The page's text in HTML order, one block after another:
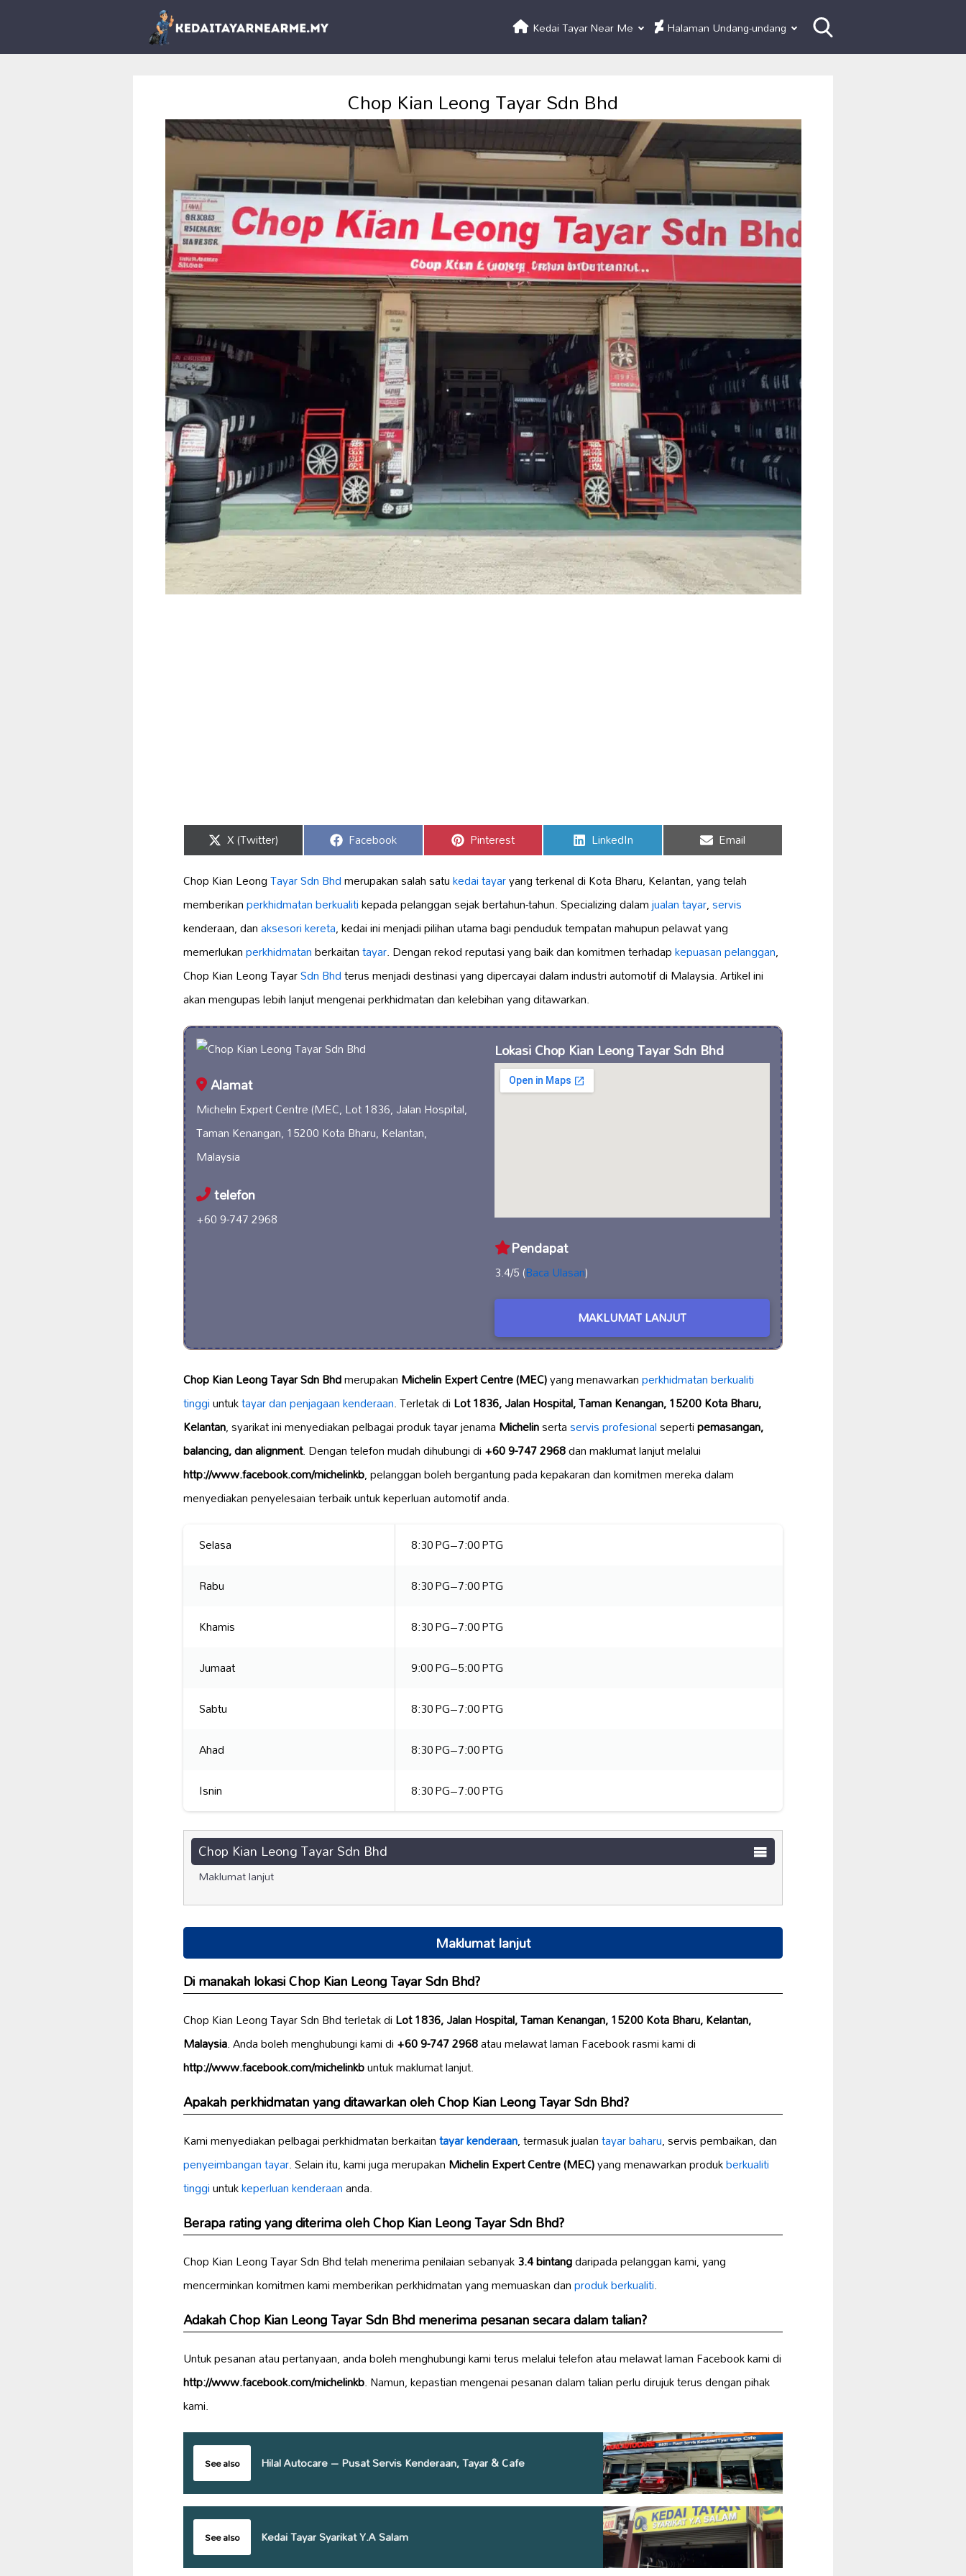
Kedai Tayar Near Me Halaman Undang-undang
Chop Kian Leong Tayar Sdn Bhd
Share
on
X (Twitter) Share
on
Facebook Share
on
Pinterest Share
on
LinkedIn Share
on
Email
Chop Kian LeongTayar Sdn Bhdmerupakan salah satukedai tayaryang terkenal di Kota Bharu, Kelantan, yang telah
memberikanperkhidmatan berkualitikepada pelanggan sejak bertahun-tahun. Specializing dalamjualan tayar,servis
kenderaan, danaksesori kereta, kedai ini menjadi pilihan utama bagi penduduk tempatan mahupun pelawat yang
memerlukanperkhidmatanberkaitantayar. Dengan rekod reputasi yang baik dan komitmen terhadapkepuasan pelanggan,
Chop Kian Leong TayarSdn Bhdterus menjadi destinasi yang dipercayai dalam industri automotif di Malaysia. Artikel ini
akan mengupas lebih lanjut mengenai perkhidmatan dan kelebihan yang ditawarkan.
Alamat
Michelin Expert Centre (MEC, Lot 1836, Jalan Hospital,
Taman Kenangan, 15200 Kota Bharu, Kelantan,
Malaysia
telefon
+60 9-747 2968
Lokasi Chop Kian Leong Tayar Sdn Bhd
Pendapat
3.4/5 (Baca Ulasan)
MAKLUMAT LANJUT
Chop Kian Leong Tayar Sdn BhdmerupakanMichelin Expert Centre (MEC)yang menawarkanperkhidmatan berkualiti
tinggiuntuktayar danpenjagaan kenderaan. Terletak diLot 1836, Jalan Hospital, Taman Kenangan, 15200 Kota Bharu,
Kelantan, syarikat ini menyediakan pelbagai produk tayar jenamaMichelinsertaservis profesionalsepertipemasangan,
balancing, dan alignment. Dengan telefon mudah dihubungi di+60 9-747 2968dan maklumat lanjut melalui
http://www.facebook.com/michelinkb, pelanggan boleh bergantung pada kepakaran dan komitmen mereka dalam
menyediakan penyelesaian terbaik untuk keperluan automotif anda.
Selasa
8:30 PG–7:00 PTG
Rabu
8:30 PG–7:00 PTG
Khamis
8:30 PG–7:00 PTG
Jumaat
9:00 PG–5:00 PTG
Sabtu
8:30 PG–7:00 PTG
Ahad
8:30 PG–7:00 PTG
Isnin
8:30 PG–7:00 PTG
Chop Kian Leong Tayar Sdn Bhd
Maklumat lanjut
Maklumat lanjut
Di manakah lokasi Chop Kian Leong Tayar Sdn Bhd?
Chop Kian Leong Tayar Sdn Bhd terletak diLot 1836, Jalan Hospital, Taman Kenangan, 15200 Kota Bharu, Kelantan,
Malaysia. Anda boleh menghubungi kami di+60 9-747 2968atau melawat laman Facebook rasmi kami di
http://www.facebook.com/michelinkbuntuk maklumat lanjut.
Apakah perkhidmatan yang ditawarkan oleh Chop Kian Leong Tayar Sdn Bhd?
Kami menyediakan pelbagai perkhidmatan berkaitantayar kenderaan, termasuk jualantayar baharu, servis pembaikan, dan
penyeimbangan tayar. Selain itu, kami juga merupakanMichelin Expert Centre (MEC)yang menawarkan produkberkualiti
tinggiuntukkeperluan kenderaananda.
Berapa rating yang diterima oleh Chop Kian Leong Tayar Sdn Bhd?
Chop Kian Leong Tayar Sdn Bhd telah menerima penilaian sebanyak3.4 bintangdaripada pelanggan kami, yang
mencerminkan komitmen kami memberikan perkhidmatan yang memuaskan danproduk berkualiti.
Adakah Chop Kian Leong Tayar Sdn Bhd menerima pesanan secara dalam talian?
Untuk pesanan atau pertanyaan, anda boleh menghubungi kami terus melalui telefon atau melawat laman Facebook kami di
http://www.facebook.com/michelinkb. Namun, kepastian mengenai pesanan dalam talian perlu dirujuk terus dengan pihak
kami.
See also Hilal Autocare – Pusat Servis Kenderaan, Tayar & Cafe
See also Kedai Tayar Syarikat Y.A Salam